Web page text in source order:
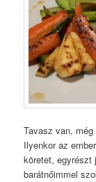
Tavasz van,
Ilyenkor az
köretet, egyrészt
barátnőimmel